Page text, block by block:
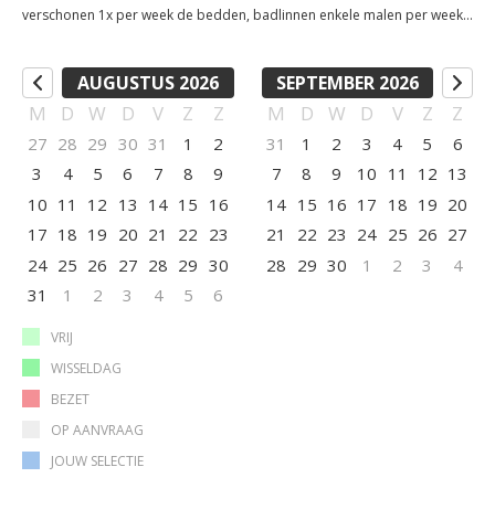
verschonen 1x per week de bedden, badlinnen enkele malen per week.
AUGUSTUS 2026
M D W D V Z Z
27 28 29 30 31 1
2
3
4 5 6 7 8
9
10 11 12 13 14 15 16
17 18 19 20 21 22 23
24 25 26 27 28 29 30
31
1 2 3 4 5 6
SEPTEMBER 2026
M D W D V Z Z
31 1 2 3 4 5
6
7
8 9 10 11 12 13
14 15 16 17 18 19 20
21
22 23 24 25 26 27
28 29 30 1 2 3 4
VRIJ
WISSELDAG
BEZET
OP AANVRAAG
JOUW SELECTIE